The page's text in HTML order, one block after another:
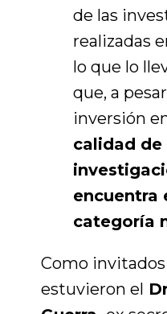
de las
realizadas
lo que lo
que, a
inversión
calidad de
encuentra
categoría
Como
estuvieron el